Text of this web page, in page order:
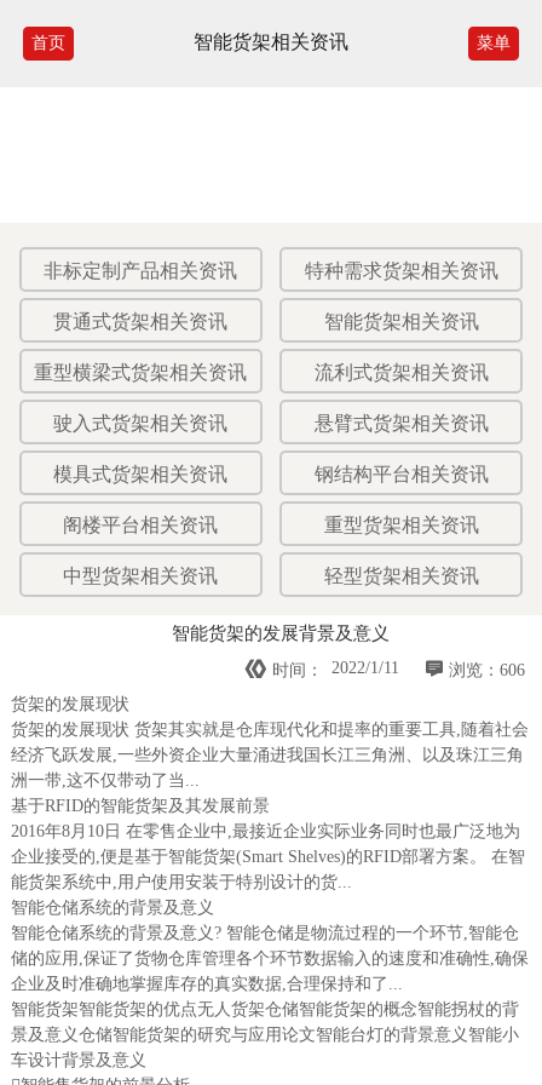
首页 智能货架相关资讯 菜单
非标定制产品相关资讯 特种需求货架相关资讯
贯通式货架相关资讯 智能货架相关资讯
重型横梁式货架相关资讯 流利式货架相关资讯
驶入式货架相关资讯 悬臂式货架相关资讯
模具式货架相关资讯 钢结构平台相关资讯
阁楼平台相关资讯 重型货架相关资讯
中型货架相关资讯 轻型货架相关资讯
智能货架的发展背景及意义
 浏览：606
 时间：
2022/1/11
货架的发展现状
货架的发展现状 货架其实就是仓库现代化和提率的重要工具,随着社会
经济飞跃发展,一些外资企业大量涌进我国长江三角洲、以及珠江三角
洲一带,这不仅带动了当...
基于RFID的智能货架及其发展前景
2016年8月10日 在零售企业中,最接近企业实际业务同时也最广泛地为
企业接受的,便是基于智能货架(Smart Shelves)的RFID部署方案。 在智
能货架系统中,用户使用安装于特别设计的货...
智能仓储系统的背景及意义
智能仓储系统的背景及意义? 智能仓储是物流过程的一个环节,智能仓
储的应用,保证了货物仓库管理各个环节数据输入的速度和准确性,确保
企业及时准确地掌握库存的真实数据,合理保持和了...
智能货架智能货架的优点无人货架仓储智能货架的概念智能拐杖的背
景及意义仓储智能货架的研究与应用论文智能台灯的背景意义智能小
车设计背景及意义